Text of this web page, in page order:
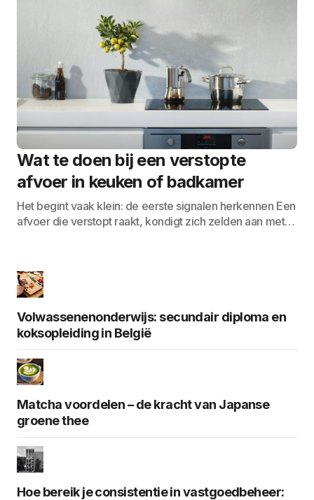
Wat te doen bij een verstopte
afvoer in keuken of badkamer
Het begint vaak klein: de eerste signalen herkennen Een
afvoer die verstopt raakt, kondigt zich zelden aan met…
Volwassenenonderwijs: secundair diploma en
koksopleiding in België
Matcha voordelen – de kracht van Japanse
groene thee
Hoe bereik je consistentie in vastgoedbeheer: